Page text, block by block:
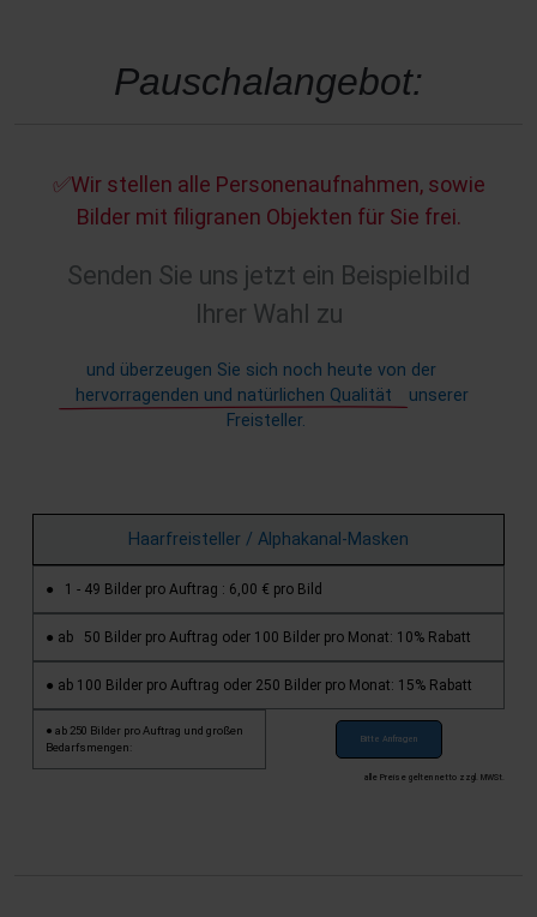
Pauschalangebot:
✅Wir stellen alle Personenaufnahmen, sowie
Bilder mit filigranen Objekten für Sie frei.
Senden Sie uns jetzt ein Beispielbild
Ihrer Wahl zu
und überzeugen Sie sich noch heute von der
hervorragenden und natürlichen Qualität
unserer
Freisteller.
Haarfreisteller / Alphakanal-Masken
● 1 - 49 Bilder pro Auftrag : 6,00 € pro Bild
● ab 50 Bilder pro Auftrag oder 100 Bilder pro Monat: 10% Rabatt
● ab 100 Bilder pro Auftrag oder 250 Bilder pro Monat: 15% Rabatt
● ab 250 Bilder pro Auftrag und großen
Bedarfsmengen:
Bitte Anfragen
alle Preise gelten netto zzgl. MWSt.